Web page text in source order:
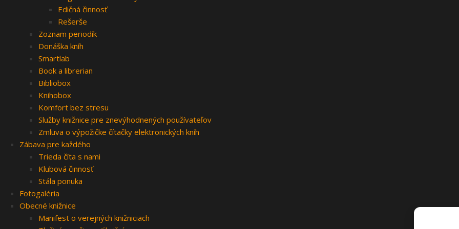
Edičná činnosť
Rešerše
Zoznam periodík
Donáška kníh
Smartlab
Book a librerian
Bibliobox
Knihobox
Komfort bez stresu
Služby knižnice pre znevýhodnených používateľov
Zmluva o výpožičke čítačky elektronických kníh
Zábava pre každého
Trieda číta s nami
Klubová činnosť
Stála ponuka
Fotogaléria
Obecné knižnice
Manifest o verejných knižniciach